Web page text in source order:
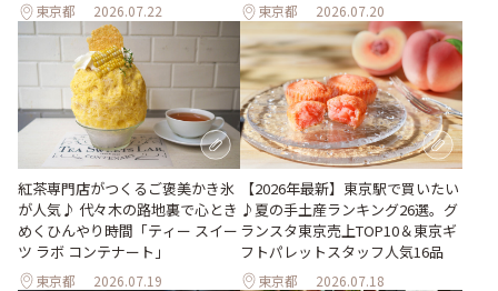
東京都 2026.07.22 東京都 2026.07.20
紅茶専門店がつくるご褒美かき氷
が人気♪ 代々木の路地裏で心とき
めくひんやり時間「ティー スイー
ツ ラボ コンテナート」
東京都 2026.07.19
【2026年最新】東京駅で買いたい
♪夏の手土産ランキング26選。グ
ランスタ東京売上TOP10＆東京ギ
フトパレットスタッフ人気16品
東京都 2026.07.18